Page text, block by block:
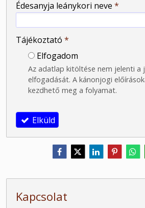
Édesanyja leánykori neve *
Tájékoztató *
Elfogadom
Az adatlap kitöltése nem jelenti a
elfogadását. A kánonjogi
kezdhető meg a folyamat.
Elküld
Kapcsolat